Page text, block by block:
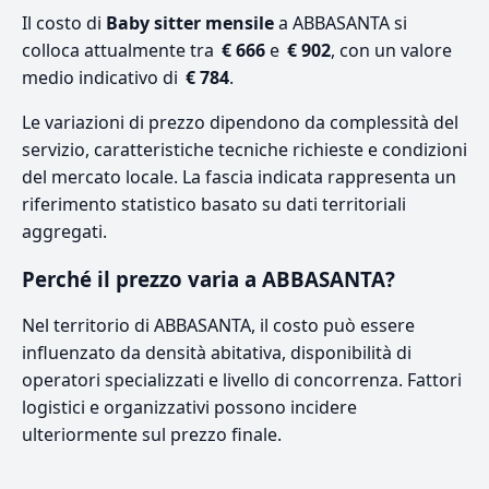
Il costo di Baby sitter mensilea ABBASANTA si
colloca attualmente tra € 666e € 902, con un valore
medio indicativo di € 784.
Le variazioni di prezzo dipendono da complessità del
servizio, caratteristiche tecniche richieste e condizioni
del mercato locale. La fascia indicata rappresenta un
riferimento statistico basato su dati territoriali
aggregati.
Perché il prezzo varia a ABBASANTA?
Nel territorio di ABBASANTA, il costo può essere
influenzato da densità abitativa, disponibilità di
operatori specializzati e livello di concorrenza. Fattori
logistici e organizzativi possono incidere
ulteriormente sul prezzo finale.